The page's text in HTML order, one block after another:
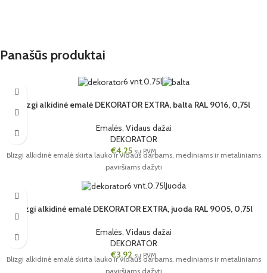
Panašūs produktai
6 vnt.0.75l
Blizgi alkidinė emalė DEKORATOR EXTRA, balta RAL 9016, 0,75l
Emalės, Vidaus dažai
DEKORATOR
€4,25 su PVM
Blizgi alkidinė emalė skirta lauko ir vidaus darbams, mediniams ir metaliniams
paviršiams dažyti
6 vnt.0.75lJuoda
Blizgi alkidinė emalė DEKORATOR EXTRA, juoda RAL 9005, 0,75l
Emalės, Vidaus dažai
DEKORATOR
€3,92 su PVM
Blizgi alkidinė emalė skirta lauko ir vidaus darbams, mediniams ir metaliniams
paviršiams dažyti